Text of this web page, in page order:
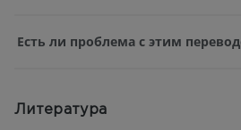
Есть ли проблема с этим
Литература